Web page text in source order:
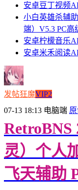
安卓豆丁视频
小白英雄杀辅
端）V5.3 PC高
安卓柠檬音乐
安卓米禾阅读
发帖狂魔VIP2
07-13 18:13 电脑端
RetroBNS
灵）个人
飞天辅助